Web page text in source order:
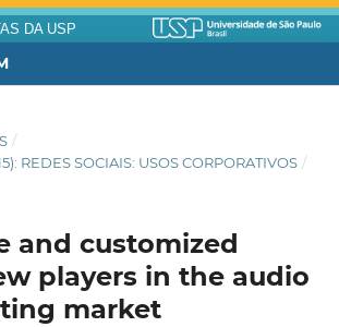
DA USP
/
REDES SOCIAIS: USOS CORPORATIVOS /
and customized
players in the audio
market